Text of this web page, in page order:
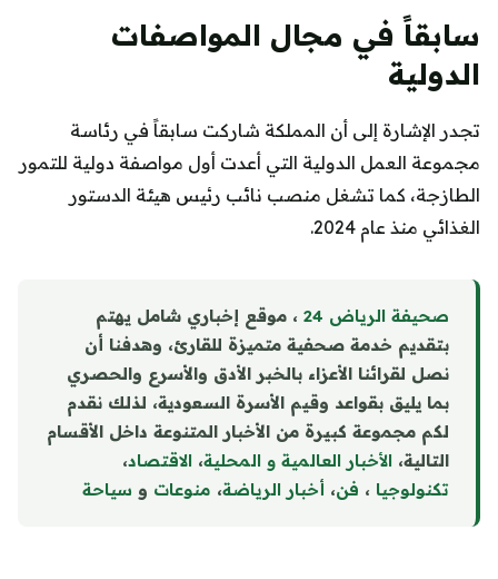
سابقاً في مجال المواصفات
الدولية
تجدر الإشارة إلى أن المملكة شاركت سابقاً في رئاسة
مجموعة العمل الدولية التي أعدت أول مواصفة دولية للتمور
الطازجة، كما تشغل منصب نائب رئيس هيئة الدستور
الغذائي منذ عام 2024.
صحيفة الرياض 24
، موقع إخباري شامل يهتم
بتقديم خدمة صحفية متميزة للقارئ، وهدفنا أن
نصل لقرائنا الأعزاء بالخبر الأدق والأسرع والحصري
بما يليق بقواعد وقيم الأسرة السعودية، لذلك نقدم
لكم مجموعة كبيرة من الأخبار المتنوعة داخل الأقسام
التالية، الأخبار العالمية و المحلية، الاقتصاد،
تكنولوجيا ، فن، أخبار الرياضة، منوعات و سياحة